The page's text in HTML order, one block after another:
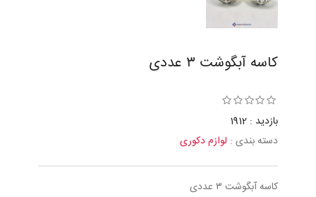
كاسه آبگوشت ٣ عددى
بازدید : 1912
دسته بندی : لوازم دکوری
كاسه آبگوشت ٣ عددى